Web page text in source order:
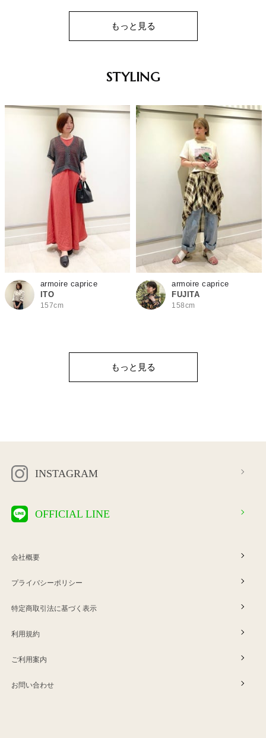
もっと見る
STYLING
armoire caprice
ITO
157cm
armoire caprice
FUJITA
158cm
もっと見る
INSTAGRAM
OFFICIAL LINE
会社概要
プライバシーポリシー
特定商取引法に基づく表示
利用規約
ご利用案内
お問い合わせ